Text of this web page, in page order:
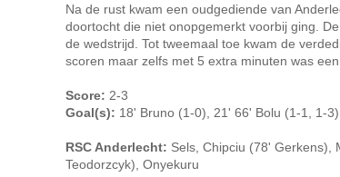
Na de rust kwam een oudgediende van
doortocht die niet onopgemerkt voorbij ging.
de wedstrijd. Tot tweemaal toe kwam de
scoren maar zelfs met 5 extra minuten was
Score: 2-3
Goal(s): 18' Bruno (1-0), 21' 66' Bolu (1-1, 1-
RSC Anderlecht: Sels, Chipciu (78' Gerkens),
Teodorzcyk), Onyekuru